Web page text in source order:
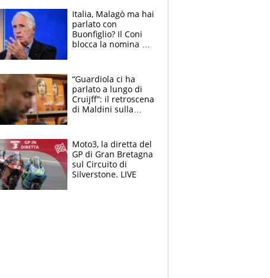
Italia, Malagò ma hai
parlato con
Buonfiglio? Il Coni
blocca la nomina di
“Guardiola ci ha
parlato a lungo di
Cruijff”: il retroscena
di Maldini sulla
Moto3, la diretta del
GP di Gran Bretagna
sul Circuito di
Silverstone. LIVE